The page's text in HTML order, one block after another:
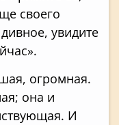
своего
увидите
огромная.
она и
И